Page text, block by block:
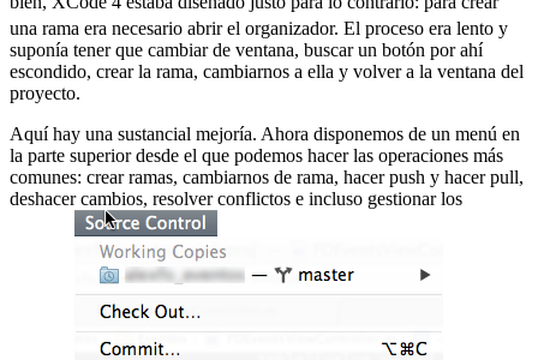
una rama era necesario abrir el organizador. El proceso era lento y
suponía tener que cambiar de ventana, buscar un botón por ahí
escondido, crear la rama, cambiarnos a ella y volver a la ventana del
proyecto.
Aquí hay una sustancial mejoría. Ahora disponemos de un menú en
la parte superior desde el que podemos hacer las operaciones más
comunes: crear ramas, cambiarnos de rama, hacer push y hacer pull,
deshacer cambios, resolver conflictos e incluso gestionar los